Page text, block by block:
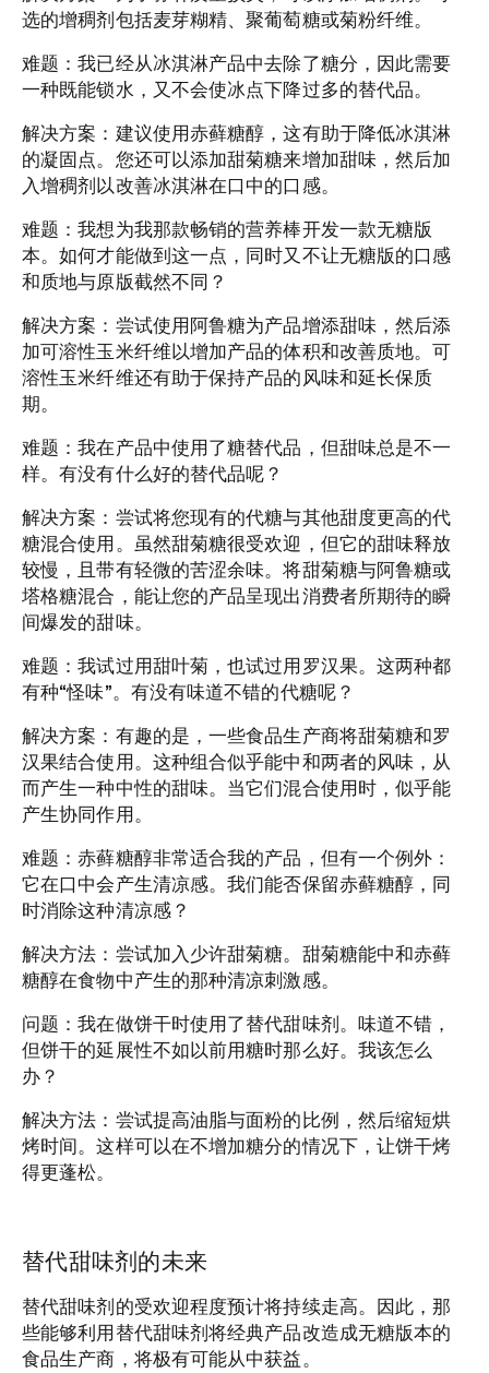
选的增稠剂包括麦芽糊精、聚葡萄糖或菊粉纤维。
难题：我已经从冰淇淋产品中去除了糖分，因此需要
一种既能锁水，又不会使冰点下降过多的替代品。
解决方案：建议使用赤藓糖醇，这有助于降低冰淇淋
的凝固点。您还可以添加甜菊糖来增加甜味，然后加
入增稠剂以改善冰淇淋在口中的口感。
难题：我想为我那款畅销的营养棒开发一款无糖版
本。如何才能做到这一点，同时又不让无糖版的口感
和质地与原版截然不同？
解决方案：尝试使用阿鲁糖为产品增添甜味，然后添
加可溶性玉米纤维以增加产品的体积和改善质地。可
溶性玉米纤维还有助于保持产品的风味和延长保质
期。
难题：我在产品中使用了糖替代品，但甜味总是不一
样。有没有什么好的替代品呢？
解决方案：尝试将您现有的代糖与其他甜度更高的代
糖混合使用。虽然甜菊糖很受欢迎，但它的甜味释放
较慢，且带有轻微的苦涩余味。将甜菊糖与阿鲁糖或
塔格糖混合，能让您的产品呈现出消费者所期待的瞬
间爆发的甜味。
难题：我试过用甜叶菊，也试过用罗汉果。这两种都
有种“怪味”。有没有味道不错的代糖呢？
解决方案：有趣的是，一些食品生产商将甜菊糖和罗
汉果结合使用。这种组合似乎能中和两者的风味，从
而产生一种中性的甜味。当它们混合使用时，似乎能
产生协同作用。
难题：赤藓糖醇非常适合我的产品，但有一个例外：
它在口中会产生清凉感。我们能否保留赤藓糖醇，同
时消除这种清凉感？
解决方法：尝试加入少许甜菊糖。甜菊糖能中和赤藓
糖醇在食物中产生的那种清凉刺激感。
问题：我在做饼干时使用了替代甜味剂。味道不错，
但饼干的延展性不如以前用糖时那么好。我该怎么
办？
解决方法：尝试提高油脂与面粉的比例，然后缩短烘
烤时间。这样可以在不增加糖分的情况下，让饼干烤
得更蓬松。
替代甜味剂的未来
替代甜味剂的受欢迎程度预计将持续走高。因此，那
些能够利用替代甜味剂将经典产品改造成无糖版本的
食品生产商，将极有可能从中获益。